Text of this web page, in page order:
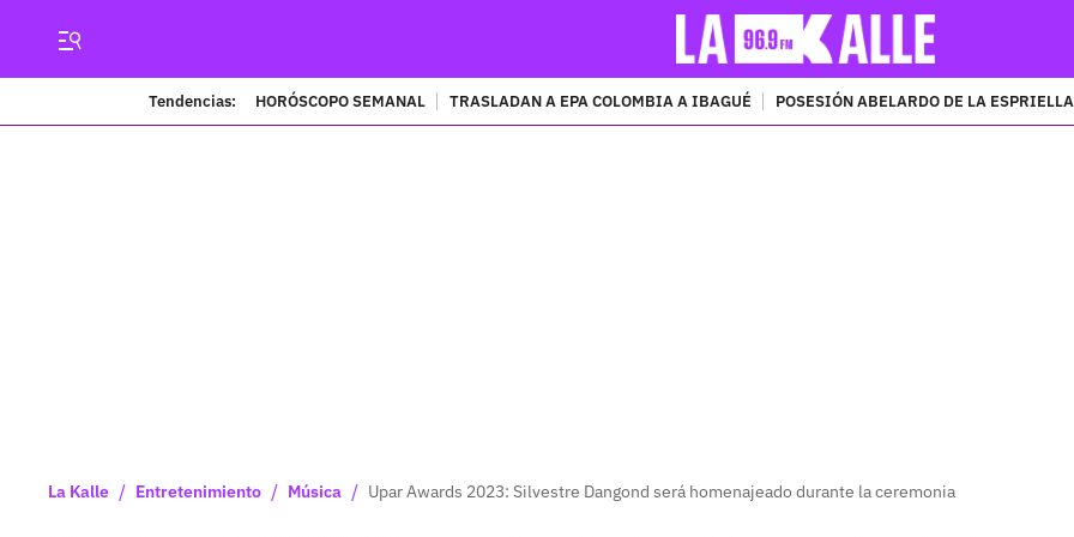
Tendencias: HORÓSCOPO SEMANAL TRASLADAN A EPA COLOMBIA A IBAGUÉ POSESIÓN ABELARDO DE LA ESPRIELLA
La Kalle / Entretenimiento / Música / Upar Awards 2023: Silvestre Dangond será homenajeado durante la ceremonia